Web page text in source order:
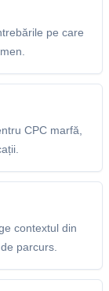
pe care
CPC marfă,
contextul din
parcurs.